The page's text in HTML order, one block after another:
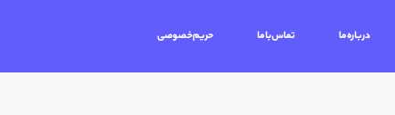
درباره‌ما تماس‌باما حریم‌خصوصی